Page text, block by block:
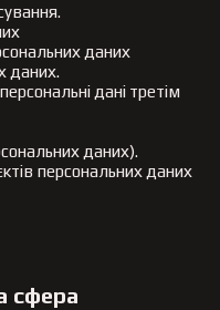
даних
даних.
дані третім
даних).
персональних даних
сфера